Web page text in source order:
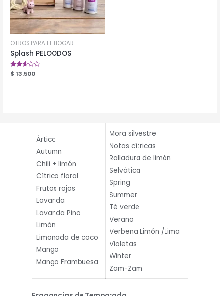
OTROS PARA EL HOGAR
Splash PELOODOS
Valorado
en
$ 13.500
Ártico
Autumn
Chili + limón
Cítrico floral
Frutos rojos
Lavanda
Lavanda Pino
Limón
Limonada de coco
Mango
Mango Frambuesa
Mora silvestre
Notas cítricas
Ralladura de limón
Selvática
Spring
Summer
Té verde
Verano
Verbena Limón /Lima
Violetas
Winter
Zam-Zam